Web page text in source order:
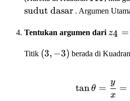
sudut dasar . Argumen
Tentukan argumen dari z_4
3 -
z4 =
Titik (3,
(3, −3) berada di Kuadran
tanθ =
x
y
=